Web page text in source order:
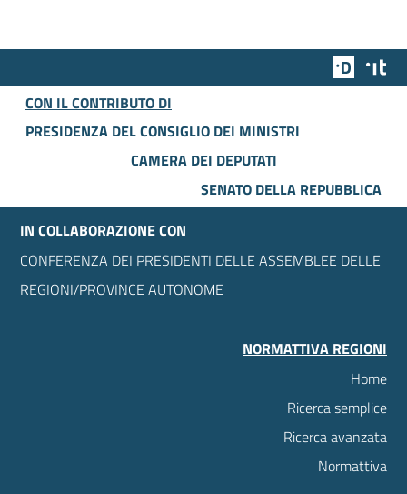
Team
CON IL CONTRIBUTO DI
PRESIDENZA DEL CONSIGLIO DEI MINISTRI
CAMERA DEI DEPUTATI
SENATO DELLA REPUBBLICA
IN COLLABORAZIONE CON
CONFERENZA DEI PRESIDENTI DELLE ASSEMBLEE DELLE
REGIONI/PROVINCE AUTONOME
NORMATTIVA REGIONI
Home
Ricerca semplice
Ricerca avanzata
Normattiva